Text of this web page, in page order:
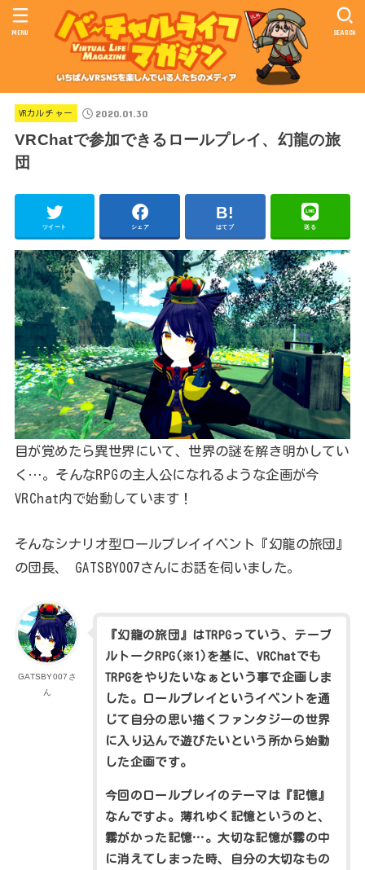
SEARCH
MENU
VRカルチャー 2020.01.30
VRChatで参加できるロールプレイ、幻龍の旅
団
ツイート シェア はてブ 送る
目が覚めたら異世界にいて、世界の謎を解き明かしてい
く…。そんなRPGの主人公になれるような企画が今
VRChat内で始動しています！
そんなシナリオ型ロールプレイイベント『幻龍の旅団』
の団長、 GATSBY007さんにお話を伺いました。
GATSBY007さ
ん
『幻龍の旅団』はTRPGっていう、テーブ
ルトークRPG(※1)を基に、VRChatでも
TRPGをやりたいなぁという事で企画しま
した。ロールプレイというイベントを通
じて自分の思い描くファンタジーの世界
に入り込んで遊びたいという所から始動
した企画です。
今回のロールプレイのテーマは『記憶』
なんですよ。薄れゆく記憶というのと、
霧がかった記憶…。大切な記憶が霧の中
に消えてしまった時、自分の大切なもの